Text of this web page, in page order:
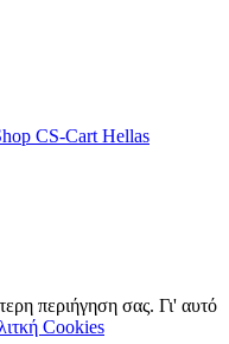
CS-Cart Hellas
περιήγηση σας. Γι' αυτό
Cookies